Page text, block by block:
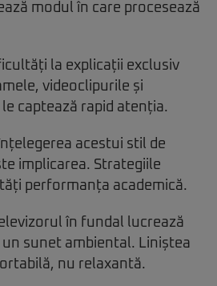
modul în care procesează
la explicații exclusiv
videoclipurile și
captează rapid atenția.
acestui stil de
implicarea. Strategiile
performanța academică.
în fundal lucrează
un sunet ambiental. Liniștea
nu relaxantă.